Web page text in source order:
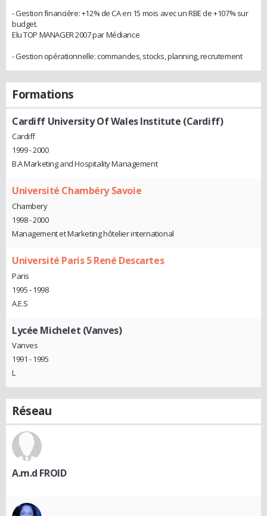
- Gestion financière: +12% de CA en 15 mois avec un RBE de +107% sur
budget.
Elu TOP MANAGER 2007 par Médiance
- Gestion opérationnelle: commandes, stocks, planning, recrutement
Formations
Cardiff University Of Wales Institute (Cardiff)
Cardiff
1999 - 2000
B.A Marketing and Hospitality Management
Université Chambéry Savoie
Chambery
1998 - 2000
Management et Marketing hôtelier international
Université Paris 5 René Descartes
Paris
1995 - 1998
A.E.S
Lycée Michelet (Vanves)
Vanves
1991 - 1995
L
Réseau
A.m.d FROID